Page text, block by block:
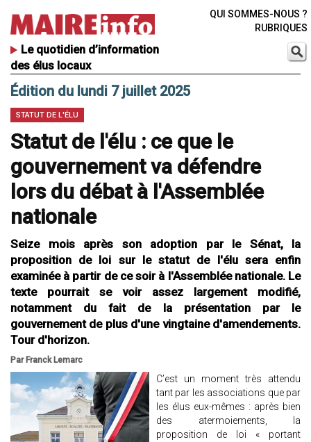
Le quotidien d’information
des élus locaux
QUI SOMMES-NOUS ?
RUBRIQUES
Édition du lundi 7 juillet 2025
STATUT DE L'ÉLU
Statut de l'élu : ce que le
gouvernement va défendre
lors du débat à l'Assemblée
nationale
Seize mois après son adoption par le Sénat, la
proposition de loi sur le statut de l'élu sera enfin
examinée à partir de ce soir à l'Assemblée nationale. Le
texte pourrait se voir assez largement modifié,
notamment du fait de la présentation par le
gouvernement de plus d'une vingtaine d'amendements.
Tour d'horizon.
Par Franck Lemarc
C’est un moment très attendu
tant par les associations que par
les élus eux-mêmes : après bien
des atermoiements, la
proposition de loi « portant